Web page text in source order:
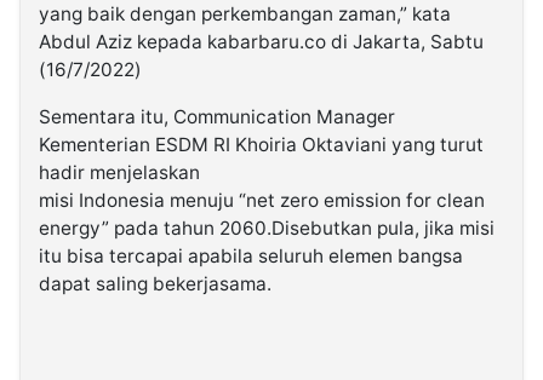
yang baik dengan perkembangan zaman,” kata
Abdul Aziz kepada kabarbaru.co di Jakarta, Sabtu
(16/7/2022)
Sementara itu, Communication Manager
Kementerian ESDM RI Khoiria Oktaviani yang turut
hadir menjelaskan
misi Indonesia menuju “net zero emission for clean
energy” pada tahun 2060.Disebutkan pula, jika misi
itu bisa tercapai apabila seluruh elemen bangsa
dapat saling bekerjasama.